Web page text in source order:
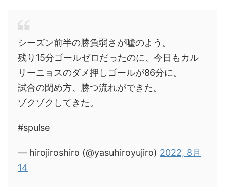
シーズン前半の勝負弱さが嘘のよう。
残り15分ゴールゼロだったのに、今日もカル
リーニョスのダメ押しゴールが86分に。
試合の閉め方、勝つ流れができた。
ゾクゾクしてきた。
#spulse
— hirojiroshiro (@yasuhiroyujiro) 2022, 8月
14